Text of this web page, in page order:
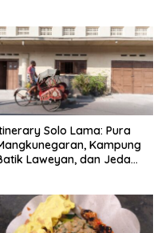
Solo Lama: Pura
Kampung
Laweyan, dan Jeda